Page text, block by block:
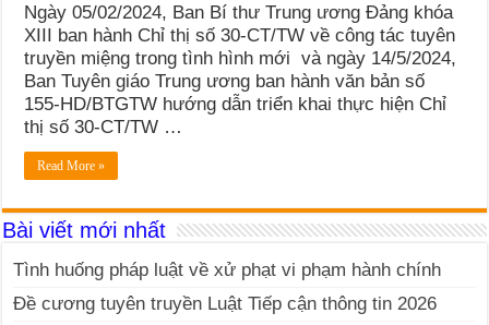
Ngày 05/02/2024, Ban Bí thư Trung ương Đảng khóa
XIII ban hành Chỉ thị số 30-CT/TW về công tác tuyên
truyền miệng trong tình hình mới và ngày 14/5/2024,
Ban Tuyên giáo Trung ương ban hành văn bản số
155-HD/BTGTW hướng dẫn triển khai thực hiện Chỉ
thị số 30-CT/TW …
Read More »
Bài viết mới nhất
Tình huống pháp luật về xử phạt vi phạm hành chính
Đề cương tuyên truyền Luật Tiếp cận thông tin 2026